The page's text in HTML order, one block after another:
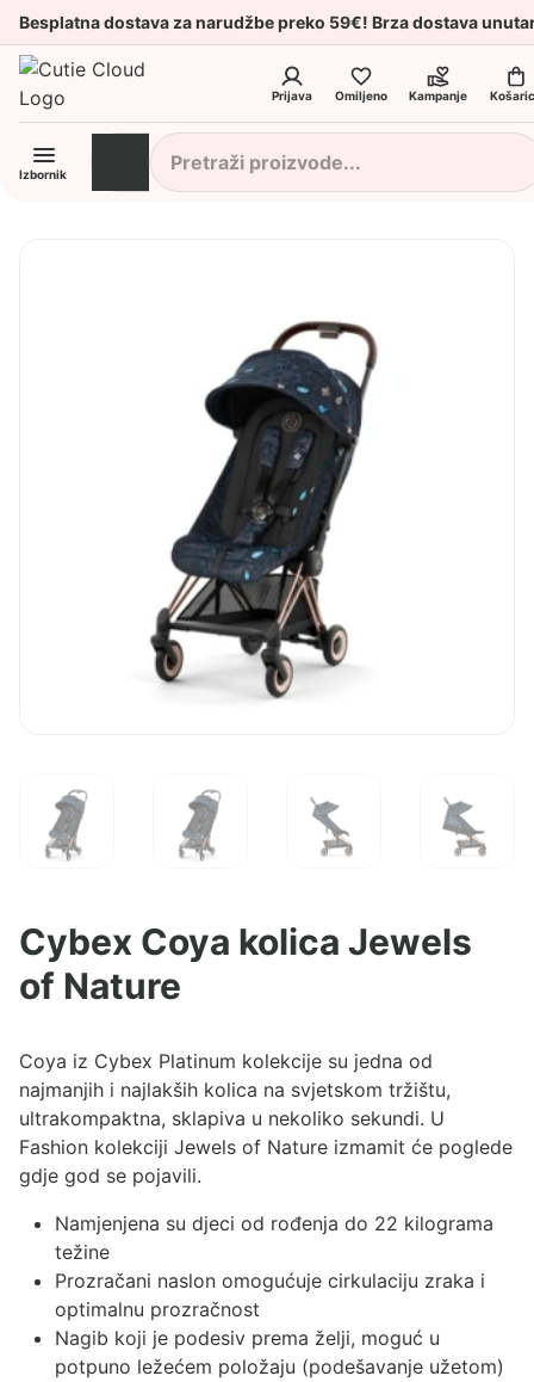
Besplatna dostava za narudžbe preko 59€! Brza dostava
Prijava Omiljeno Kampanje
Izbornik
Cybex Coya kolica Jewels
of Nature
Coya iz Cybex Platinum kolekcije su jedna od
najmanjih i najlakših kolica na svjetskom tržištu,
ultrakompaktna, sklapiva u nekoliko sekundi. U
Fashion kolekciji Jewels of Nature izmamit će poglede
gdje god se pojavili.
Namjenjena su djeci od rođenja do 22 kilograma
težine
Prozračani naslon omogućuje cirkulaciju zraka i
optimalnu prozračnost
Nagib koji je podesiv prema želji, moguć u
potpuno ležećem položaju (podešavanje užetom)